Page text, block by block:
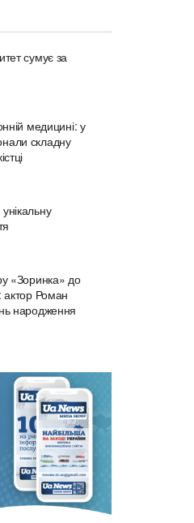
сумує за
медицині: у
складну
«Зоринка» до
актор Роман
народження